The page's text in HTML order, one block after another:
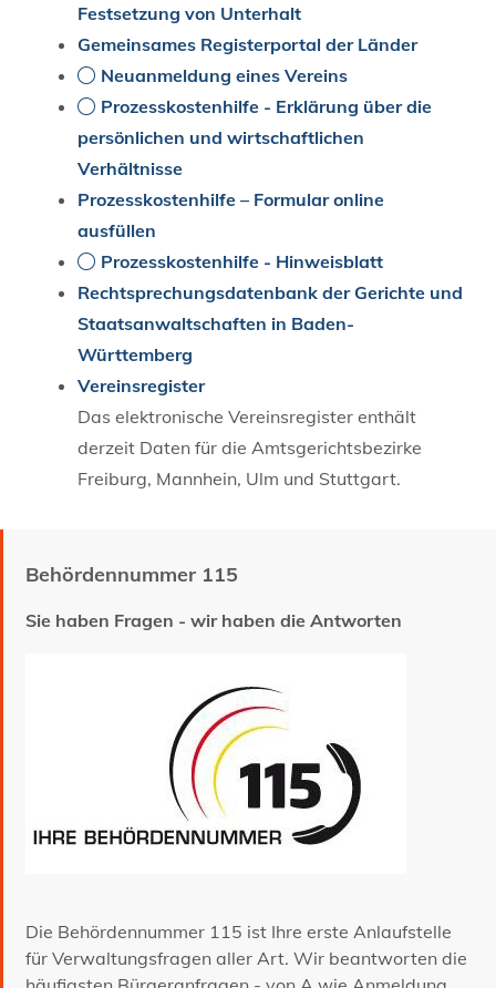
Festsetzung von Unterhalt
Gemeinsames Registerportal der Länder
Neuanmeldung eines Vereins
Prozesskostenhilfe - Erklärung über die
persönlichen und wirtschaftlichen
Verhältnisse
Prozesskosten­hilfe – Formular online
ausfüllen
Prozesskostenhilfe - Hinweisblatt
Rechtsprechungsdatenbank der Gerichte und
Staatsanwaltschaften in Baden-
Württemberg
Vereinsregister
Das elektronische Vereinsregister enthält
derzeit Daten für die Amtsgerichtsbezirke
Freiburg, Mannhein, Ulm und Stuttgart.
Behördennummer 115
Sie haben Fragen - wir haben die Antworten
Die Behördennummer 115 ist Ihre erste Anlaufstelle
für Verwaltungsfragen aller Art. Wir beantworten die